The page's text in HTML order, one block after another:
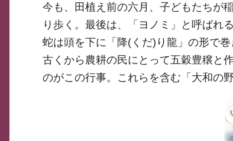
今も、田植え前の六月、子どもたちが
り歩く。最後は、「ヨノミ」と呼ばれ
蛇は頭を下に「降(くだ)り龍」の形で巻
古くから農耕の民にとって五穀豊穣と
のがこの行事。これらを含む「大和の